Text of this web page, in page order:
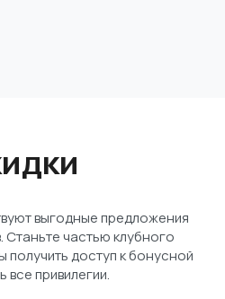
выгодные предложения
Станьте частью клубного
получить доступ к бонусной
все привилегии.